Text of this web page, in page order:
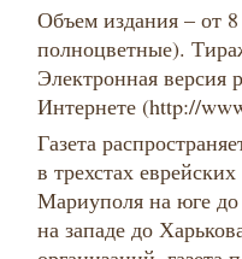
Объем издания – от
полноцветные).
Электронная версия
Интернете (http://
Газета
в трехстах
Мариуполя на юге до
на западе до